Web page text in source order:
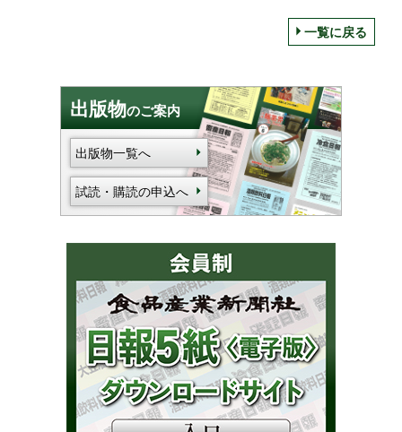
一覧に戻る
出版物のご案内
出版物一覧へ
試読・購読の申込へ